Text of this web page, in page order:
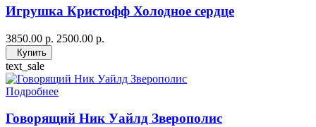
Игрушка Кристофф Холодное сердце
3850.00 р. 2500.00 р.
Купить
text_sale
Подробнее
Говорящий Ник Уайлд Зверополис